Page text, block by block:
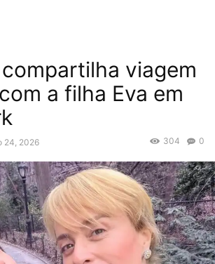
viagem
a filha Eva em
24, 2026 0
304